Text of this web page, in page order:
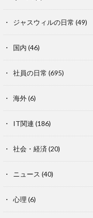
ジャスウィルの日常 (49)
国内 (46)
社員の日常 (695)
海外(6)
IT関連 (186)
社会・経済(20)
ニュース (40)
心理 (6)